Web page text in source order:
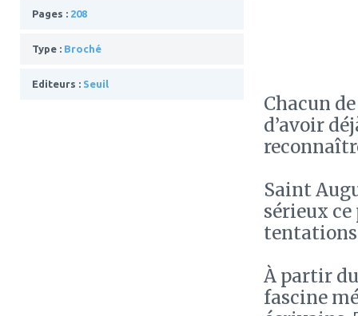
Pages : 208
Type : Broché
Editeurs : Seuil
Chacun
d’avoir
Saint
sérieux ce
À partir
fascine